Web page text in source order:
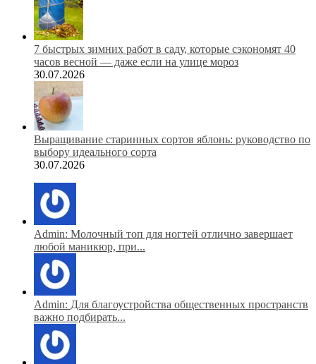
7 быстрых зимних работ в саду, которые сэкономят 40
часов весной — даже если на улице мороз
30.07.2026
Выращивание старинных сортов яблонь: руководство по
выбору идеального сорта
30.07.2026
Admin: Молочный топ для ногтей отлично завершает
любой маникюр, при...
Admin: Для благоустройства общественных пространств
важно подбирать...